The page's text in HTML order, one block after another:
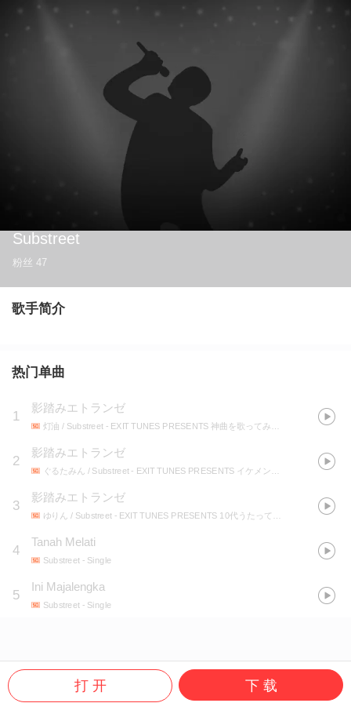
Substreet
粉丝 47
歌手简介
热门单曲
1
影踏みエトランゼ
灯油 / Substreet- EXIT TUNES PRESENTS 神曲を歌ってみた 6
2
影踏みエトランゼ
ぐるたみん / Substreet- EXIT TUNES PRESENTS イケメンボイスパラダイス 4
3
影踏みエトランゼ
ゆりん / Substreet- EXIT TUNES PRESENTS 10代うたってみたライブ!BEST 2
4
Tanah Melati
Substreet- Single
5
Ini Majalengka
Substreet- Single
打 开 下 载